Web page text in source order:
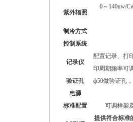
紫外辐照
0～140uw/C
制冷方式
控制系统
记录仪
配置记录、打
印周期频率可
验证孔
ф50做验证孔
电源
标准配置 可调样架
提供符合标准